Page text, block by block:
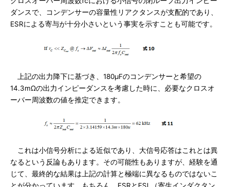
ダンスで、コンデンサーの容量性リアクタンスが支配的であり、
ESRによる寄与が十分小さいという事実を示すことも可能です。
上記の出力降下に基づき、180μFのコンデンサーと希望の
14.3mΩの出力インピーダンスを考慮した時に、必要なクロスオ
ーバー周波数の値を推定できます。
これは小信号分析による近似であり、大信号応答はこれとは異
なるという反論もあります。その可能性もありますが、経験を通
じて、最終的な結果は上記の計算と極端に異なるものではないこ